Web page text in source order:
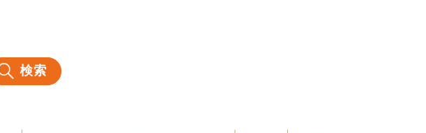
検索